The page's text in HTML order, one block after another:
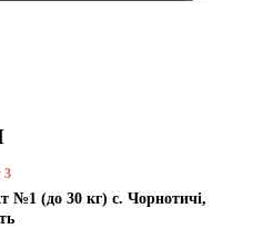
3
(до 30 кг) с. Чорнотичі,